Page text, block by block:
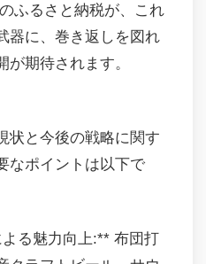
ふるさと納税が、これ
器に、巻き返しを図れ
が期待されます。
状と今後の戦略に関す
なポイントは以下で
る魅力向上:** 布団打